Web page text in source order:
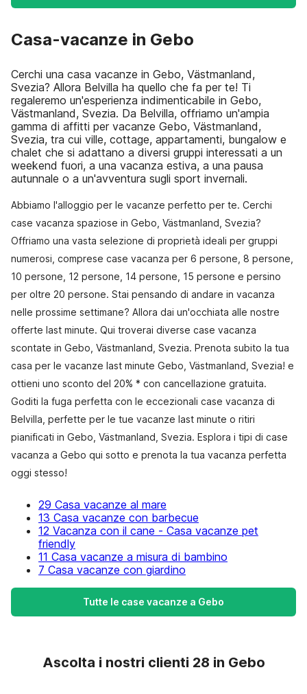
Casa-vacanze in Gebo
Cerchi una casa vacanze in Gebo, Västmanland,
Svezia? Allora Belvilla ha quello che fa per te! Ti
regaleremo un'esperienza indimenticabile in Gebo,
Västmanland, Svezia. Da Belvilla, offriamo un'ampia
gamma di affitti per vacanze Gebo, Västmanland,
Svezia, tra cui ville, cottage, appartamenti, bungalow e
chalet che si adattano a diversi gruppi interessati a un
weekend fuori, a una vacanza estiva, a una pausa
autunnale o a un'avventura sugli sport invernali.
Abbiamo l'alloggio per le vacanze perfetto per te. Cerchi
case vacanza spaziose in Gebo, Västmanland, Svezia?
Offriamo una vasta selezione di proprietà ideali per gruppi
numerosi, comprese case vacanza per 6 persone, 8 persone,
10 persone, 12 persone, 14 persone, 15 persone e persino
per oltre 20 persone. Stai pensando di andare in vacanza
nelle prossime settimane? Allora dai un'occhiata alle nostre
offerte last minute. Qui troverai diverse case vacanza
scontate in Gebo, Västmanland, Svezia. Prenota subito la tua
casa per le vacanze last minute Gebo, Västmanland, Svezia! e
ottieni uno sconto del 20% * con cancellazione gratuita.
Goditi la fuga perfetta con le eccezionali case vacanza di
Belvilla, perfette per le tue vacanze last minute o ritiri
pianificati in Gebo, Västmanland, Svezia. Esplora i tipi di case
vacanza a Gebo qui sotto e prenota la tua vacanza perfetta
oggi stesso!
29 Casa vacanze al mare
13 Casa vacanze con barbecue
12 Vacanza con il cane - Casa vacanze pet
friendly
11 Casa vacanze a misura di bambino
7 Casa vacanze con giardino
Tutte le case vacanze a Gebo
Ascolta i nostri clienti 28 in Gebo